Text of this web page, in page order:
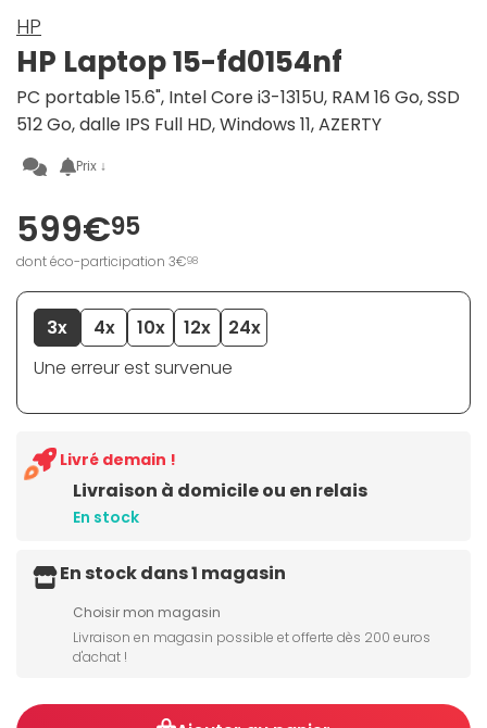
HP
HP Laptop 15-fd0154nf
PC portable 15.6", Intel Core i3-1315U, RAM 16 Go, SSD
512 Go, dalle IPS Full HD, Windows 11, AZERTY
Prix ↓
599€95
dont éco-participation 3€98
3x 4x 10x 12x
24x
Une erreur est survenue
Livraison à domicile ou en relais
En stock
Livré demain !
En stock dans 1 magasin
Choisir mon magasin
Livraison en magasin possible et offerte dès 200 euros
d'achat !